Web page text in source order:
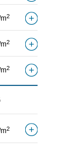
2
2
2
2